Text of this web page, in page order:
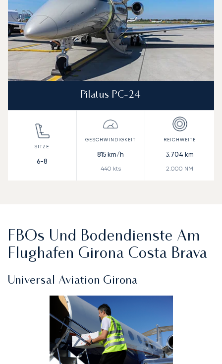
Pilatus PC-24
6-8
815 km/h
440 kts
3.704 km
2.000 NM
FBOs Und Bodendienste Am
Flughafen Girona Costa Brava
Universal Aviation Girona